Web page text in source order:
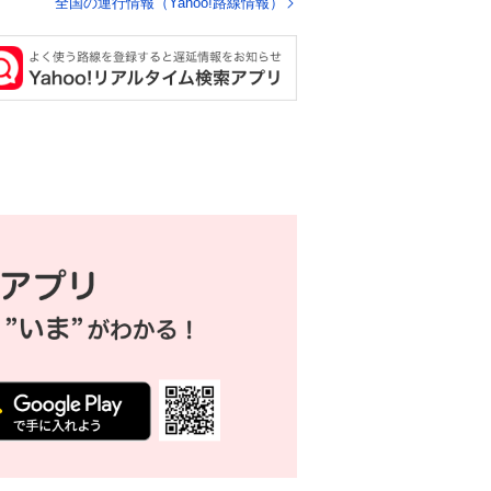
す。
https://t.co/9nMHIrE
Tkw